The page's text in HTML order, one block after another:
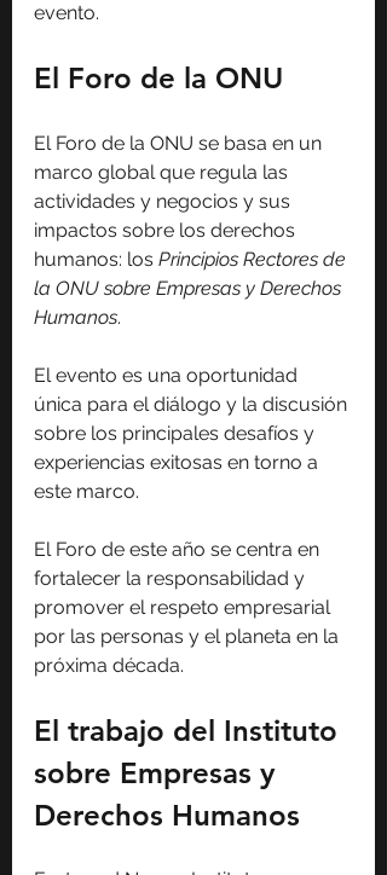
evento.
El Foro de la ONU
El Foro de la ONU se basa en un
marco global que regula las
actividades y negocios y sus
impactos sobre los derechos
humanos: los Principios Rectores de
la ONU sobre Empresas y Derechos
Humanos.
El evento es una oportunidad
única para el diálogo y la discusión
sobre los principales desafíos y
experiencias exitosas en torno a
este marco.
El Foro de este año se centra en
fortalecer la responsabilidad y
promover el respeto empresarial
por las personas y el planeta en la
próxima década.
El trabajo del Instituto
sobre Empresas y
Derechos Humanos